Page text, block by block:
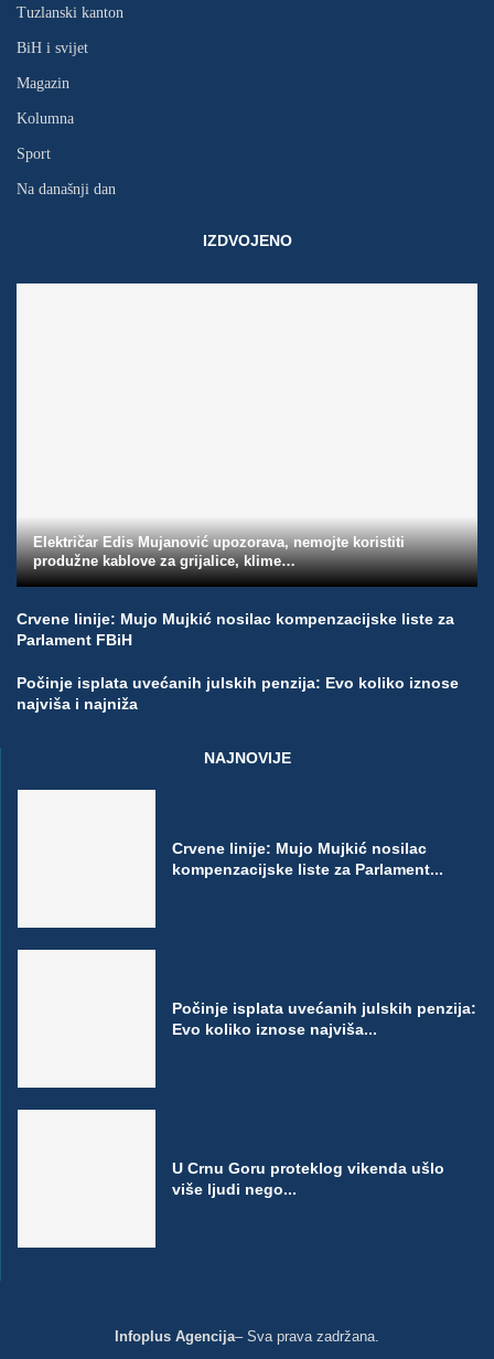
Tuzlanski kanton
BiH i svijet
Magazin
Kolumna
Sport
Na današnji dan
IZDVOJENO
Električar Edis Mujanović upozorava, nemojte koristiti
produžne kablove za grijalice, klime…
Crvene linije: Mujo Mujkić nosilac kompenzacijske liste za
Parlament FBiH
Počinje isplata uvećanih julskih penzija: Evo koliko iznose
najviša i najniža
NAJNOVIJE
Crvene linije: Mujo Mujkić nosilac
kompenzacijske liste za Parlament...
Počinje isplata uvećanih julskih penzija:
Evo koliko iznose najviša...
U Crnu Goru proteklog vikenda ušlo
više ljudi nego...
Infoplus Agencija– Sva prava zadržana.